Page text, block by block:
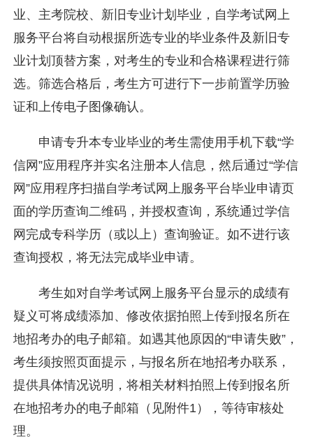
业、主考院校、新旧专业计划毕业，自学考试网上
服务平台将自动根据所选专业的毕业条件及新旧专
业计划顶替方案，对考生的专业和合格课程进行筛
选。筛选合格后，考生方可进行下一步前置学历验
证和上传电子图像确认。
申请专升本专业毕业的考生需使用手机下载“学
信网”应用程序并实名注册本人信息，然后通过“学信
网”应用程序扫描自学考试网上服务平台毕业申请页
面的学历查询二维码，并授权查询，系统通过学信
网完成专科学历（或以上）查询验证。如不进行该
查询授权，将无法完成毕业申请。
考生如对自学考试网上服务平台显示的成绩有
疑义可将成绩添加、修改依据拍照上传到报名所在
地招考办的电子邮箱。如遇其他原因的“申请失败”，
考生须按照页面提示，与报名所在地招考办联系，
提供具体情况说明，将相关材料拍照上传到报名所
在地招考办的电子邮箱（见附件1），等待审核处
理。